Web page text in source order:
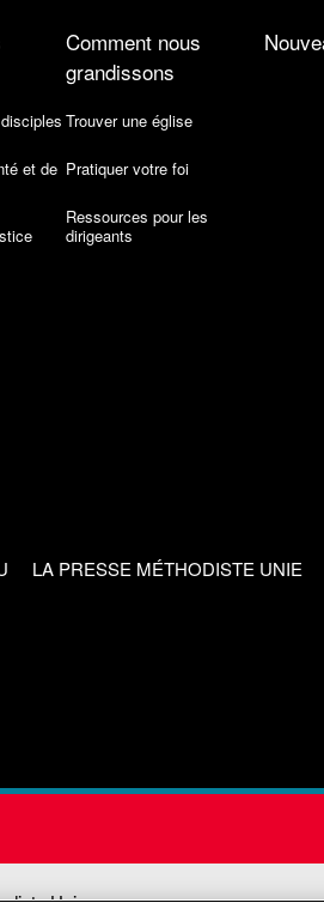
et de
Comment nous
grandissons
Trouver une église
Pratiquer votre foi
Ressources pour les
dirigeants
LA PRESSE MÉTHODISTE UNIE
Unie